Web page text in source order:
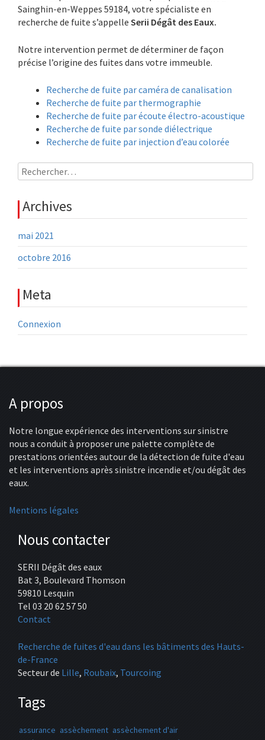
Sainghin-en-Weppes 59184, votre spécialiste en
recherche de fuite s’appelle Serii Dégât des Eaux.
Notre intervention permet de déterminer de façon
précise l’origine des fuites dans votre immeuble.
Recherche de fuite par caméra de canalisation
Recherche de fuite par thermographie
Recherche de fuite par écoute électro-acoustique
Recherche de fuite par sonde diélectrique
Recherche de fuite par injection d’eau colorée
Rechercher :
Archives
mai 2021
octobre 2016
Meta
Connexion
A propos
Notre longue expérience des interventions sur sinistre
nous a conduit à proposer une palette complète de
prestations orientées autour de la détection de fuite d'eau
et les interventions après sinistre incendie et/ou dégât des
eaux.
Mentions légales
Nous contacter
SERII Dégât des eaux
Bat 3, Boulevard Thomson
59810 Lesquin
Tel 03 20 62 57 50
Contact
Recherche de fuites d'eau dans les bâtiments des Hauts-
de-France
Secteur de Lille, Roubaix, Tourcoing
Tags
assurance assèchement assèchement d'air